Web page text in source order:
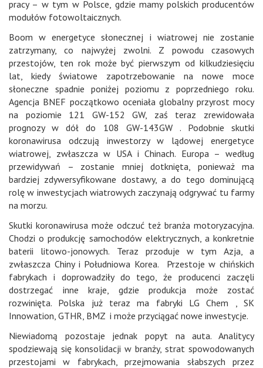
pracy – w tym w Polsce, gdzie mamy polskich producentów
modułów fotowoltaicznych.
Boom w energetyce słonecznej i wiatrowej nie zostanie
zatrzymany, co najwyżej zwolni. Z powodu czasowych
przestojów, ten rok może być pierwszym od kilkudziesięciu
lat, kiedy światowe zapotrzebowanie na nowe moce
słoneczne spadnie poniżej poziomu z poprzedniego roku.
Agencja BNEF początkowo oceniała globalny przyrost mocy
na poziomie 121 GW-152 GW, zaś teraz zrewidowała
prognozy w dół do 108 GW-143GW . Podobnie skutki
koronawirusa odczują inwestorzy w lądowej energetyce
wiatrowej, zwłaszcza w USA i Chinach. Europa – według
przewidywań – zostanie mniej dotknięta, ponieważ ma
bardziej zdywersyfikowane dostawy, a do tego dominującą
rolę w inwestycjach wiatrowych zaczynają odgrywać tu farmy
na morzu.
Skutki koronawirusa może odczuć też branża motoryzacyjna.
Chodzi o produkcję samochodów elektrycznych, a konkretnie
baterii litowo-jonowych. Teraz przoduje w tym Azja, a
zwłaszcza Chiny i Południowa Korea. Przestoje w chińskich
fabrykach i doprowadziły do tego, że producenci zaczęli
dostrzegać inne kraje, gdzie produkcja może zostać
rozwinięta. Polska już teraz ma fabryki LG Chem , SK
Innowation, GTHR, BMZ i może przyciągać nowe inwestycje.
Niewiadomą pozostaje jednak popyt na auta. Analitycy
spodziewają się konsolidacji w branży, strat spowodowanych
przestojami w fabrykach, przejmowania słabszych przez